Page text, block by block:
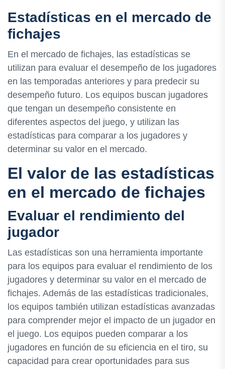
Estadísticas en el mercado de
fichajes
En el mercado de fichajes, las estadísticas se
utilizan para evaluar el desempeño de los jugadores
en las temporadas anteriores y para predecir su
desempeño futuro. Los equipos buscan jugadores
que tengan un desempeño consistente en
diferentes aspectos del juego, y utilizan las
estadísticas para comparar a los jugadores y
determinar su valor en el mercado.
El valor de las estadísticas
en el mercado de fichajes
Evaluar el rendimiento del
jugador
Las estadísticas son una herramienta importante
para los equipos para evaluar el rendimiento de los
jugadores y determinar su valor en el mercado de
fichajes. Además de las estadísticas tradicionales,
los equipos también utilizan estadísticas avanzadas
para comprender mejor el impacto de un jugador en
el juego. Los equipos pueden comparar a los
jugadores en función de su eficiencia en el tiro, su
capacidad para crear oportunidades para sus